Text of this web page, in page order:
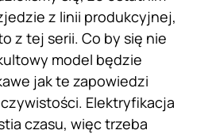
z linii produkcyjnej,
z tej serii. Co by się nie
model będzie
jak te zapowiedzi
Elektryfikacja
czasu, więc trzeba